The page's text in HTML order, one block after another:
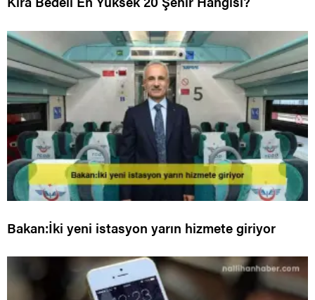
Bakan:İki yeni istasyon yarın hizmete giriyor